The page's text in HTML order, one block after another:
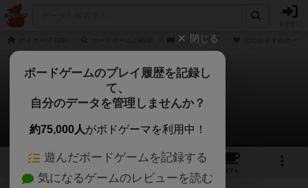
フィンドルフ
フィンドルフ
次のおすすめボードゲーム
1 3
カフェ
閉じる
ボードゲームのプレイ履歴を記録し
て、
自分のデータを管理しませんか？
約75,000人がボドゲーマを利用中！
遊んだボードゲームを記録する
気になるゲームのレビューを読む